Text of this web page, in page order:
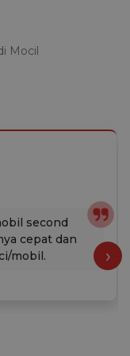
Mocil
second
cepat dan
mobil.
›